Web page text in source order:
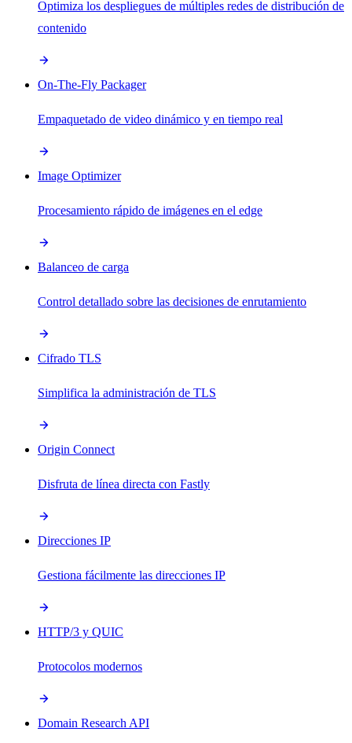
Optimiza los despliegues de múltiples redes de distribución de
contenido
On-The-Fly Packager
Empaquetado de video dinámico y en tiempo real
Image Optimizer
Procesamiento rápido de imágenes en el edge
Balanceo de carga
Control detallado sobre las decisiones de enrutamiento
Cifrado TLS
Simplifica la administración de TLS
Origin Connect
Disfruta de línea directa con Fastly
Direcciones IP
Gestiona fácilmente las direcciones IP
HTTP/3 y QUIC
Protocolos modernos
Domain Research API